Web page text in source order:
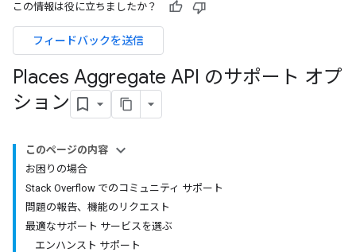
この情報は役に立ちましたか？
フィードバックを送信
Places Aggregate API のサポート オプ
ション
このページの内容
お困りの場合
Stack Overflow でのコミュニティ サポート
問題の報告、機能のリクエスト
最適なサポート サービスを選ぶ
エンハンスト サポート